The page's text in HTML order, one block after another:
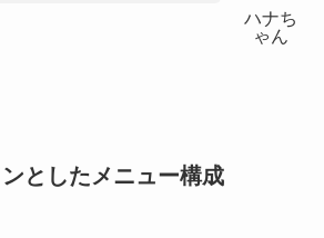
ハナち
ゃん
としたメニュー構成